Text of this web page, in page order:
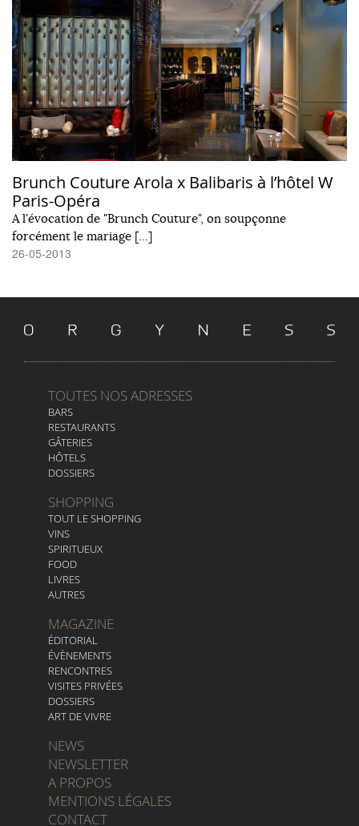
Brunch Couture Arola x Balibaris à l’hôtel W
Paris-Opéra
A l'évocation de "Brunch Couture", on soupçonne
forcément le mariage […]
26-05-2013
TOUTES NOS ADRESSES
BARS
RESTAURANTS
GÂTERIES
HÔTELS
DOSSIERS
SHOPPING
TOUT LE SHOPPING
VINS
SPIRITUEUX
FOOD
LIVRES
AUTRES
MAGAZINE
ÉDITORIAL
ÉVÈNEMENTS
RENCONTRES
VISITES PRIVÉES
DOSSIERS
ART DE VIVRE
NEWS
NEWSLETTER
A PROPOS
MENTIONS LÉGALES
CONTACT